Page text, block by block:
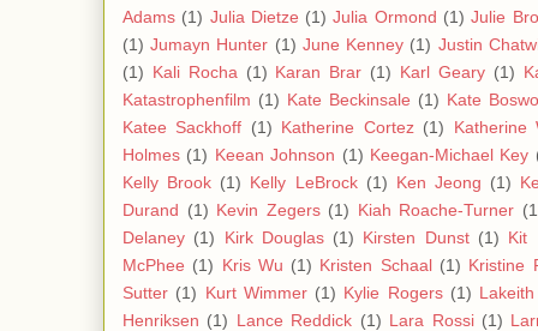
Adams (1) Julia Dietze (1) Julia Ormond (1) Julie
(1) Jumayn Hunter (1) June Kenney (1) Justin
(1) Kali Rocha (1) Karan Brar (1) Karl Geary (1)
Katastrophenfilm (1) Kate Beckinsale (1) Kate
Katee Sackhoff (1) Katherine Cortez (1)
Katherine
Holmes (1) Keean Johnson (1) Keegan-Michael Key
Kelly Brook (1) Kelly LeBrock (1) Ken Jeong (1)
Durand (1) Kevin Zegers (1) Kiah Roache-Turner
Delaney (1) Kirk Douglas (1) Kirsten Dunst (1) Kit
McPhee (1) Kris Wu (1) Kristen Schaal (1) Kristine
Sutter (1) Kurt Wimmer (1) Kylie Rogers (1)
Henriksen (1) Lance Reddick (1) Lara Rossi (1)